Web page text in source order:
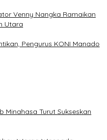
Venny Nangka Ramaikan
Utara
Pengurus KONI Manado
Minahasa Turut Sukseskan